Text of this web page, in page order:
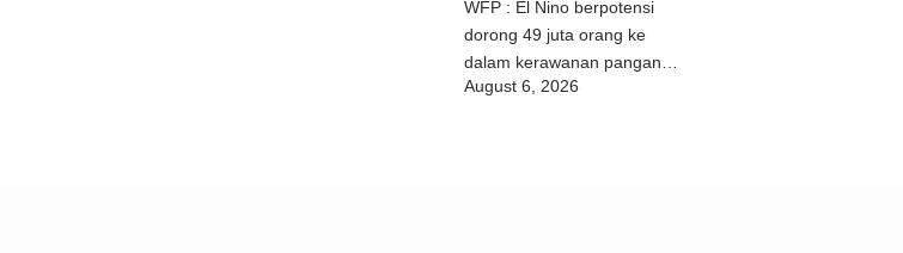
WFP : El Nino berpotensi
dorong 49 juta orang ke
dalam kerawanan pangan
akut
August 6, 2026